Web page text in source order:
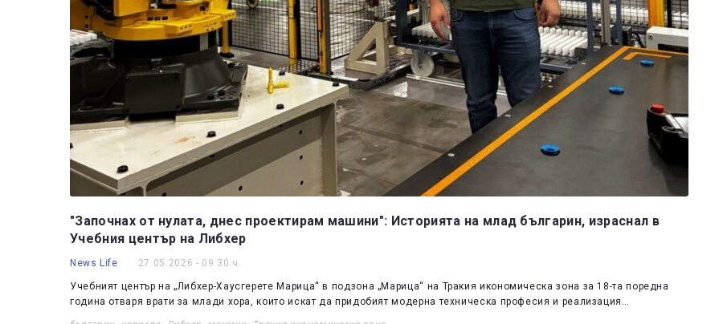
"Започнах от нулата, днес проектирам машини": Историята на млад българин, израснал в
Учебния център на Либхер
News Life 27.05.2026 - 09:30 ч.
Учебният център на „Либхер-Хаусгерете Марица“ в подзона „Марица“ на Тракия икономическа зона за 18-та поредна
година отваря врати за млади хора, които искат да придобият модерна техническа професия и реализация…